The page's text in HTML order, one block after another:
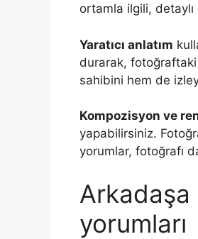
ortamla ilgili, detaylı
Yaratıcı anlatım
durarak,
sahibini hem de
Kompozisyon ve
yapabilirsiniz.
yorumlar, fotoğrafı
yorumları